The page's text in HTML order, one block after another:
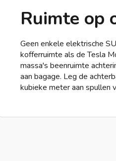
Ruimte op
Geen enkele elektrische
kofferruimte als de Tesla
massa's beenruimte
aan bagage. Leg de
kubieke meter aan spullen